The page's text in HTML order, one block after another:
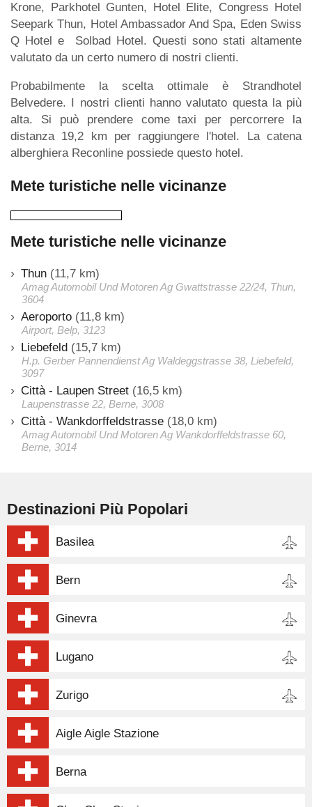
Krone, Parkhotel Gunten, Hotel Elite, Congress Hotel
Seepark Thun, Hotel Ambassador And Spa, Eden Swiss
Q Hotel e Solbad Hotel. Questi sono stati altamente
valutato da un certo numero di nostri clienti.
Probabilmente la scelta ottimale è Strandhotel
Belvedere. I nostri clienti hanno valutato questa la più
alta. Si può prendere come taxi per percorrere la
distanza 19,2 km per raggiungere l'hotel. La catena
alberghiera Reconline possiede questo hotel.
Mete turistiche nelle vicinanze
Mete turistiche nelle vicinanze
Thun (11,7 km)
Amag Automobil Und Motoren Ag Gwattstrasse 22/24, Thun,
3604
Aeroporto (11,8 km)
Airport, Belp, 3123
Liebefeld (15,7 km)
H.p. Gerber Pannendienst Ag Waldeggstrasse 38, Liebefeld,
3097
Città - Laupen Street (16,5 km)
Laupenstrasse 22, Berne, 3008
Città - Wankdorffeldstrasse (18,0 km)
Amag Automobil Und Motoren Ag Wankdorffeldstrasse 60,
Berne, 3014
Destinazioni Più Popolari
Basilea
Bern
Ginevra
Lugano
Zurigo
Aigle Aigle Stazione
Berna